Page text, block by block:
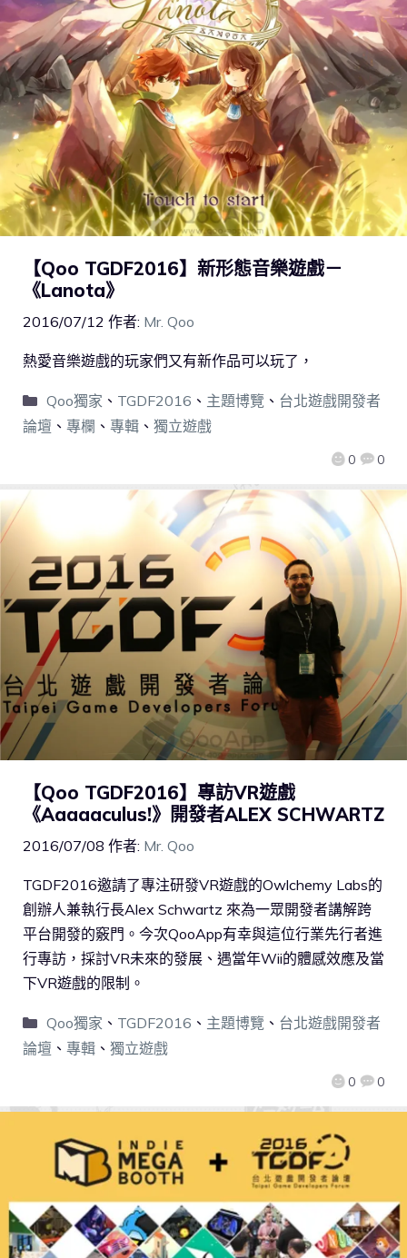
【Qoo TGDF2016】新形態音樂遊戲－
《Lanota》
2016/07/12 作者: Mr. Qoo
0 0
熱愛音樂遊戲的玩家們又有新作品可以玩了，
Qoo獨家 、 TGDF2016 、 主題博覽 、 台北遊戲開發者
論壇 、 專欄 、 專輯 、 獨立遊戲
【Qoo TGDF2016】專訪VR遊戲
《Aaaaaculus!》開發者ALEX SCHWARTZ
2016/07/08 作者: Mr. Qoo
0 0
TGDF2016邀請了專注研發VR遊戲的Owlchemy Labs的
創辦人兼執行長Alex Schwartz 來為一眾開發者講解跨
平台開發的竅門。今次QooApp有幸與這位行業先行者進
行專訪，採討VR未來的發展、遇當年Wii的體感效應及當
下VR遊戲的限制。
Qoo獨家 、 TGDF2016 、 主題博覽 、 台北遊戲開發者
論壇 、 專輯 、 獨立遊戲